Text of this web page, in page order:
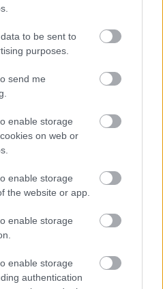
to be sent to
purposes.
send me
enable storage
on web or
enable storage
the website or app.
enable storage
enable storage
authentication
Júlia)
azonban nem is
érhető tetten,
és kerekasztal
megszűntével. Az új
nem a botrányokról fog
esett áldozatul
a színházi szakma
és lesznek is, ráadásul a
és a Magyar Művészeti
azt a sajátos helyzetet
szerepe vált
az elvvel, hogy „eddig ti
szakmai alapon nem lehet
nem is védhető ez az